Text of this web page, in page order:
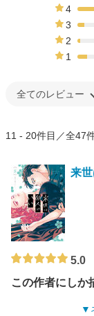
4
3
2
1
11 - 20件目／全47
来
5.0
この作者にしか